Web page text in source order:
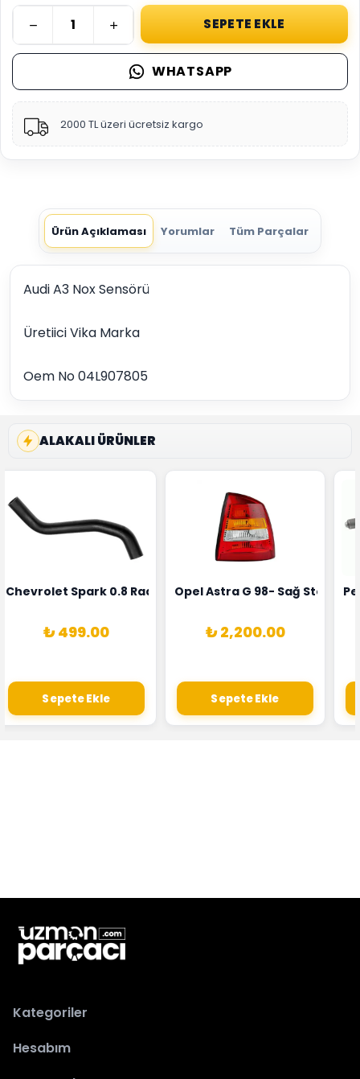
SEPETE EKLE
WHATSAPP
2000 TL üzeri ücretsiz kargo
Ürün Açıklaması Yorumlar Tüm Parçalar
Audi A3 Nox Sensörü
Üretiici Vika Marka
Oem No 04L907805
ALAKALI ÜRÜNLER
1628HN-0258010081
Alternatörü Valeo Marka 05E903018G
Chevrolet Spark 0.8 Radyatör Üst Hortumu Rapro Marka
₺ 499.00
Sepete Ekle
Opel Astra G 98- Sağ Stop
₺ 2,200.00
Sepete Ekle
Kategoriler
Hesabım